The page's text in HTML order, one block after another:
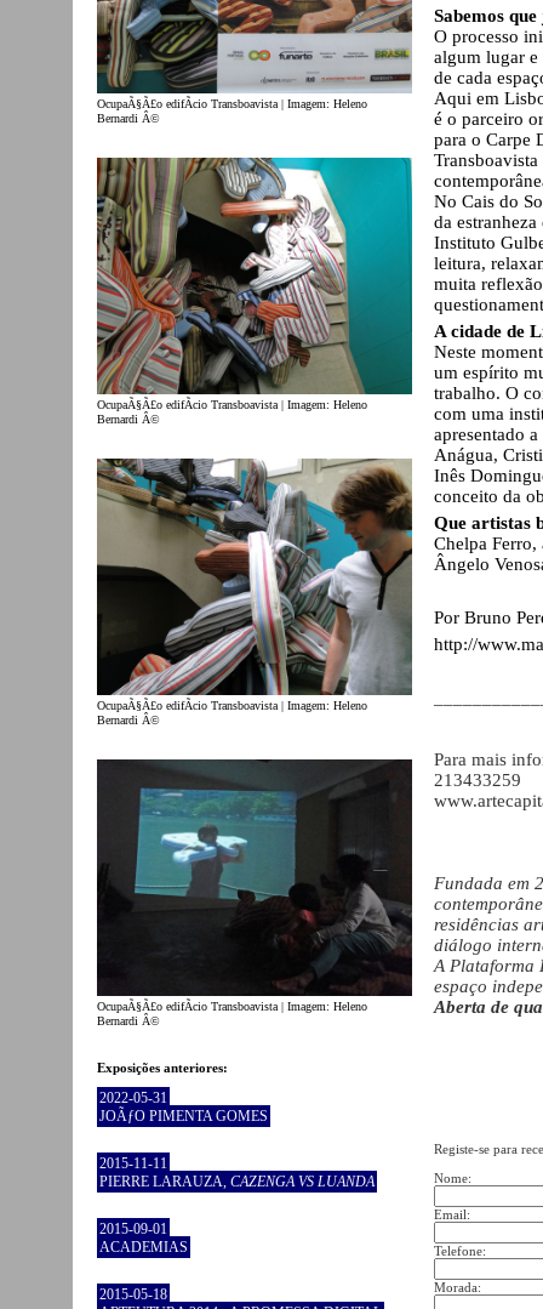
OcupaÃ§Ã£o edifÃ­cio Transboavista | Imagem: Heleno
Bernardi Â©
OcupaÃ§Ã£o edifÃ­cio Transboavista | Imagem: Heleno
Bernardi Â©
OcupaÃ§Ã£o edifÃ­cio Transboavista | Imagem: Heleno
Bernardi Â©
OcupaÃ§Ã£o edifÃ­cio Transboavista | Imagem: Heleno
Bernardi Â©
Exposições anteriores:
2022-05-31
JOÃƒO PIMENTA GOMES
2015-11-11
PIERRE LARAUZA, CAZENGA VS LUANDA
2015-09-01
ACADEMIAS
2015-05-18
Sabemos
O processo
algum lugar e
de cada
Aqui em
é o parceiro
para o Carpe
No Cais do
da
Instituto
leitura,
muita
A cidade de
Neste
um espírito
trabalho. O
com uma
apresentado
Anágua,
Inês
conceito da
Que artistas
Chelpa Ferro,
Ângelo
Por Bruno
http://
Para mais
213433259
Fundada em
residências
diálogo
A Plataforma
espaço
Aberta de
Registe-se para
Nome:
Email:
Telefone:
Morada: